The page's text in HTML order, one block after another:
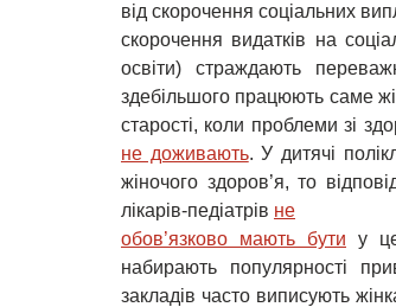
від скорочення соціальних
скорочення видатків на
освіти) страждають
здебільшого працюють саме
старості, коли проблеми зі
не доживають. У дитячі
жіночого здоров’я, то
лікарів-педіатрів не
обов’язково мають бути у
набирають популярності
закладів часто виписують